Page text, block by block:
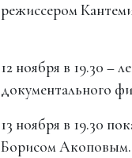
режиссером
12 ноября в 19.30 –
документального
13 ноября в 19.30
Борисом Акоповым.